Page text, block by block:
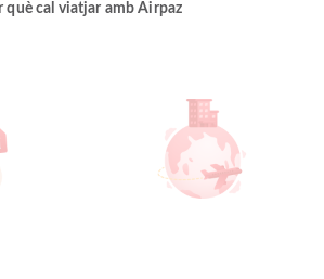
què cal viatjar amb Airpaz